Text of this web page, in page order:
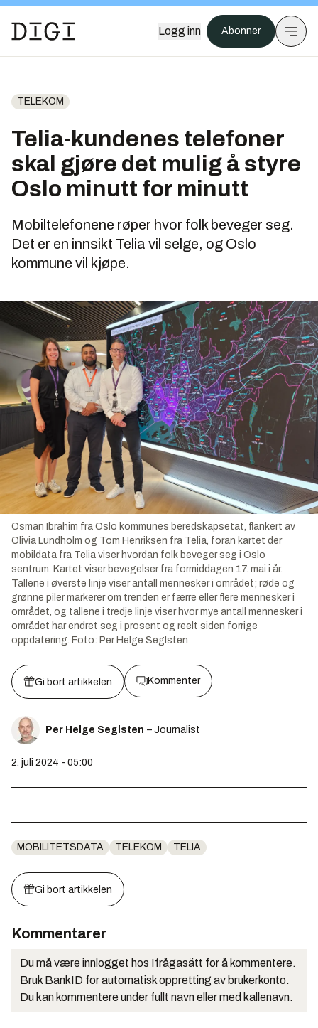
Logg inn Abonner
TELEKOM
Telia-kundenes telefoner
skal gjøre det mulig å styre
Oslo minutt for minutt
Mobiltelefonene røper hvor folk beveger seg.
Det er en innsikt Telia vil selge, og Oslo
kommune vil kjøpe.
Osman Ibrahim fra Oslo kommunes beredskapsetat, flankert av
Olivia Lundholm og Tom Henriksen fra Telia, foran kartet der
mobildata fra Telia viser hvordan folk beveger seg i Oslo
sentrum. Kartet viser bevegelser fra formiddagen 17. mai i år.
Tallene i øverste linje viser antall mennesker i området; røde og
grønne piler markerer om trenden er færre eller flere mennesker i
området, og tallene i tredje linje viser hvor mye antall mennesker i
området har endret seg i prosent og reelt siden forrige
oppdatering. Foto: Per Helge Seglsten
Gi bort artikkelen Kommenter
Per Helge Seglsten – Journalist
2. juli 2024 - 05:00
MOBILITETSDATA TELEKOM TELIA
Gi bort artikkelen
Kommentarer
Du må være innlogget hos Ifrågasätt for å kommentere.
Bruk BankID for automatisk oppretting av brukerkonto.
Du kan kommentere under fullt navn eller med kallenavn.